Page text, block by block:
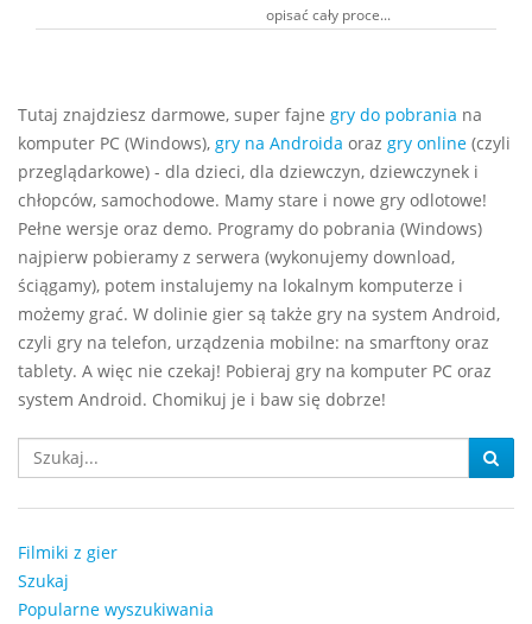
opisać cały proce...
Tutaj znajdziesz darmowe, super fajne gry do pobrania na
komputer PC (Windows), gry na Androida oraz gry online (czyli
przeglądarkowe) - dla dzieci, dla dziewczyn, dziewczynek i
chłopców, samochodowe. Mamy stare i nowe gry odlotowe!
Pełne wersje oraz demo. Programy do pobrania (Windows)
najpierw pobieramy z serwera (wykonujemy download,
ściągamy), potem instalujemy na lokalnym komputerze i
możemy grać. W dolinie gier są także gry na system Android,
czyli gry na telefon, urządzenia mobilne: na smarftony oraz
tablety. A więc nie czekaj! Pobieraj gry na komputer PC oraz
system Android. Chomikuj je i baw się dobrze!
Filmiki z gier
Szukaj
Popularne wyszukiwania